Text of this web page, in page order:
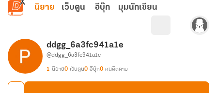
ข้ามไปยังเนื้อหาหลัก
นิยาย เว็บตูน อีบุ๊ก มุมนักเขียน
ddgg_6a3fc941a1e
@ddgg_6a3fc941a1e
1 นิยาย0 เว็บตูน0 อีบุ๊ก0 คนติดตาม